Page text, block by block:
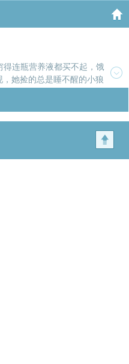
连瓶营养液都买不起，饿
她捡的总是睡不醒的小狼
所向。温时：惊喜总是来的猝